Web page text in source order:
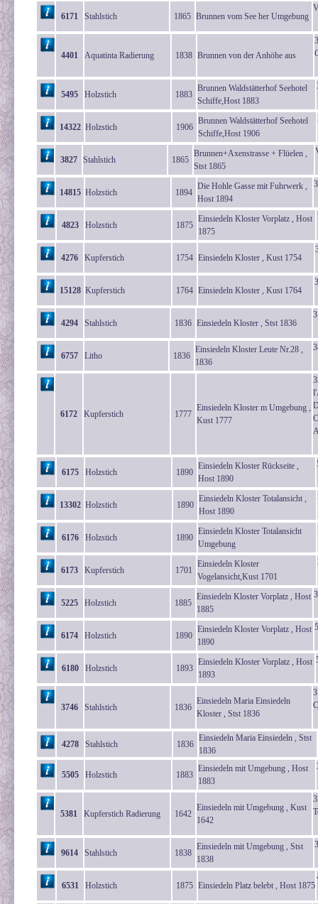
6171 Stahlstich 1865 Brunnen vom See her Umgebung
4401 Aquatinta Radierung 1838 Brunnen von der Anhöhe aus
5495 Holzstich 1883
Brunnen Waldstätterhof Seehotel
Schiffe,Host 1883
14322 Holzstich 1906
Brunnen Waldstätterhof Seehotel
Schiffe,Host 1906
3827 Stahlstich 1865
Brunnen+Axenstrasse + Flüelen ,
Stst 1865
14815 Holzstich 1894
Die Hohle Gasse mit Fuhrwerk ,
Host 1894
4823 Holzstich 1875
Einsiedeln Kloster Vorplatz , Host
1875
4276 Kupferstich 1754 Einsiedeln Kloster , Kust 1754
15128 Kupferstich 1764 Einsiedeln Kloster , Kust 1764
4294 Stahlstich 1836 Einsiedeln Kloster , Stst 1836
6757 Litho 1836
Einsiedeln Kloster Leute Nr.28 ,
1836
6172 Kupferstich 1777
Einsiedeln Kloster m Umgebung ,
Kust 1777
6175 Holzstich 1890
Einsiedeln Kloster Rückseite ,
Host 1890
13302 Holzstich 1890
Einsiedeln Kloster Totalansicht ,
Host 1890
6176 Holzstich 1890
Einsiedeln Kloster Totalansicht
Umgebung
6173 Kupferstich 1701
Einsiedeln Kloster
Vogelansicht,Kust 1701
5225 Holzstich 1885
Einsiedeln Kloster Vorplatz , Host
1885
6174 Holzstich 1890
Einsiedeln Kloster Vorplatz , Host
1890
6180 Holzstich 1893
Einsiedeln Kloster Vorplatz , Host
1893
3746 Stahlstich 1836
Einsiedeln Maria Einsiedeln
Kloster , Stst 1836
4278 Stahlstich 1836
Einsiedeln Maria Einsiedeln , Stst
1836
5505 Holzstich 1883
Einsiedeln mit Umgebung , Host
1883
5381 Kupferstich Radierung 1642
Einsiedeln mit Umgebung , Kust
1642
9614 Stahlstich 1838
Einsiedeln mit Umgebung , Stst
1838
6531 Holzstich 1875 Einsiedeln Platz belebt , Host 1875